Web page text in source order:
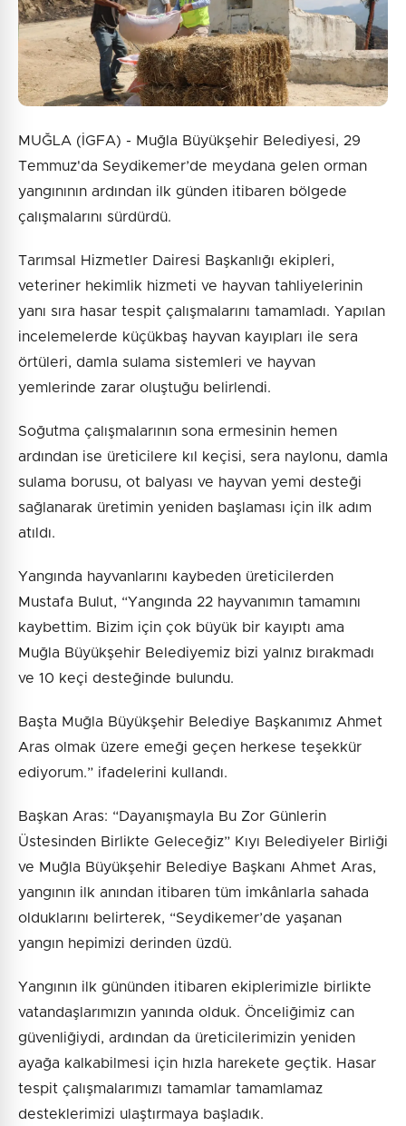
Gönder
MUĞLA (İGFA) - Muğla Büyükşehir Belediyesi, 29
Temmuz'da Seydikemer’de meydana gelen orman
yangınının ardından ilk günden itibaren bölgede
çalışmalarını sürdürdü.
Tarımsal Hizmetler Dairesi Başkanlığı ekipleri,
veteriner hekimlik hizmeti ve hayvan tahliyelerinin
yanı sıra hasar tespit çalışmalarını tamamladı. Yapılan
incelemelerde küçükbaş hayvan kayıpları ile sera
örtüleri, damla sulama sistemleri ve hayvan
yemlerinde zarar oluştuğu belirlendi.
Soğutma çalışmalarının sona ermesinin hemen
ardından ise üreticilere kıl keçisi, sera naylonu, damla
sulama borusu, ot balyası ve hayvan yemi desteği
sağlanarak üretimin yeniden başlaması için ilk adım
atıldı.
Yangında hayvanlarını kaybeden üreticilerden
Mustafa Bulut, “Yangında 22 hayvanımın tamamını
kaybettim. Bizim için çok büyük bir kayıptı ama
Muğla Büyükşehir Belediyemiz bizi yalnız bırakmadı
ve 10 keçi desteğinde bulundu.
Başta Muğla Büyükşehir Belediye Başkanımız Ahmet
Aras olmak üzere emeği geçen herkese teşekkür
ediyorum.” ifadelerini kullandı.
Başkan Aras: “Dayanışmayla Bu Zor Günlerin
Üstesinden Birlikte Geleceğiz” Kıyı Belediyeler Birliği
ve Muğla Büyükşehir Belediye Başkanı Ahmet Aras,
yangının ilk anından itibaren tüm imkânlarla sahada
olduklarını belirterek, “Seydikemer’de yaşanan
yangın hepimizi derinden üzdü.
Yangının ilk gününden itibaren ekiplerimizle birlikte
vatandaşlarımızın yanında olduk. Önceliğimiz can
güvenliğiydi, ardından da üreticilerimizin yeniden
ayağa kalkabilmesi için hızla harekete geçtik. Hasar
tespit çalışmalarımızı tamamlar tamamlamaz
desteklerimizi ulaştırmaya başladık.